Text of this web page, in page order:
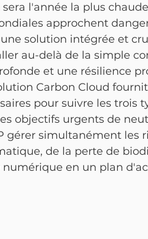
sera l'année la plus
approchent
solution intégrée et
au-delà de la simple
et une résilience
Carbon Cloud
pour suivre les trois
objectifs urgents de
gérer simultanément les
de la perte de
en un plan